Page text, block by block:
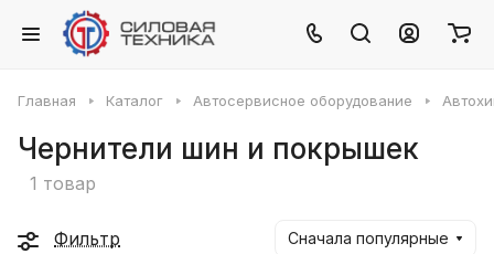
Главная Каталог Автосервисное оборудование
Чернители шин и покрышек
1 товар
Фильтр Сначала популярные